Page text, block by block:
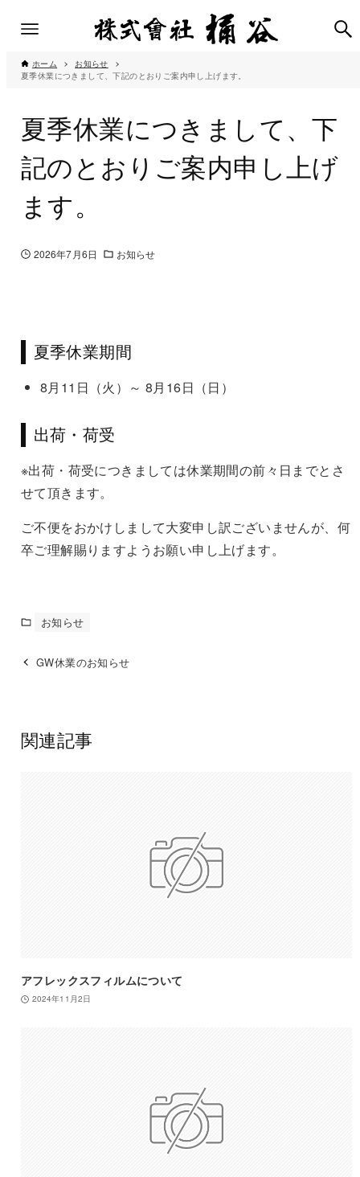
ホーム
お知らせ
夏季休業につきまして、下記のとおりご案内申し上げます。
夏季休業につきまして、下
記のとおりご案内申し上げ
ます。
2026年7月6日 お知らせ
夏季休業期間
8月11日（火）～ 8月16日（日）
出荷・荷受
※出荷・荷受につきましては休業期間の前々日までとさ
せて頂きます。
ご不便をおかけしまして大変申し訳ございませんが、何
卒ご理解賜りますようお願い申し上げます。
お知らせ
GW休業のお知らせ
関連記事
アフレックスフィルムについて
2024年11月2日